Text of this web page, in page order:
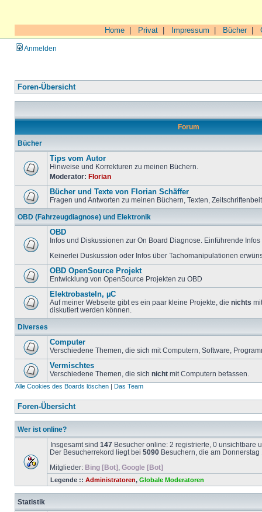
Home Privat Impressum Bücher|
Anmelden
Foren-Übersicht
Forum
Bücher
Tips vom Autor
Hinweise und Korrekturen zu meinen Büchern.
Moderator: Florian
Bücher und Texte von Florian Schäffer
Fragen und Antworten zu meinen Büchern, Texten,
OBD (Fahrzeugdiagnose) und Elektronik
OBD
Infos und Diskussionen zur On Board Diagnose. Einführende
Keinerlei Duskussion oder Infos über Tachomanipulationen
OBD OpenSource Projekt
Entwicklung von OpenSource Projekten zu OBD
Elektrobasteln, µC
Auf meiner Webseite gibt es ein paar kleine Projekte, die nichts
diskutiert werden können.
Diverses
Computer
Verschiedene Themen, die sich mit Computern, Software,
Vermischtes
Verschiedene Themen, die sich nicht mit Computern befassen.
Alle Cookies des Boards löschen | Das Team
Foren-Übersicht
Wer ist online?
Insgesamt sind 147 Besucher online: 2 registrierte, 0 unsichtbare
Der Besucherrekord liegt bei 5090 Besuchern, die am
Mitglieder: Bing [Bot] Google [Bot]
Legende :: Administratoren, Globale Moderatoren
Statistik